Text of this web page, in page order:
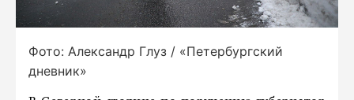
Фото: Александр Глуз / «Петербургский
дневник»